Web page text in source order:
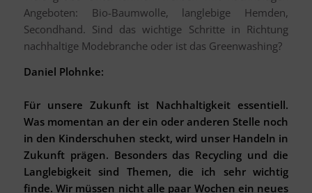
Angeboten: Bio-Baumwolle, langlebige Hemden,
Secondhand. Sind das wichtige Schritte in Richtung
nachhaltige Modebranche oder ist das Greenwashing?
Daniel Plohnke:
Für unsere Zukunft ist Nachhaltigkeit essentiell.
Was momentan an der ein oder anderen Stelle noch
in den Kinderschuhen steckt, wird unser Handeln in
Zukunft prägen. Besonders das Recycling und die
Langlebigkeit sind Themen, die ich sehr wichtig
finde. Wir müssen nicht alle paar Wochen ein neues